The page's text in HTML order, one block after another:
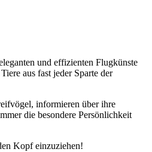
und effizienten Flugkünste
aus fast jeder Sparte der
informieren über ihre
die besondere Persönlichkeit
Kopf einzuziehen!